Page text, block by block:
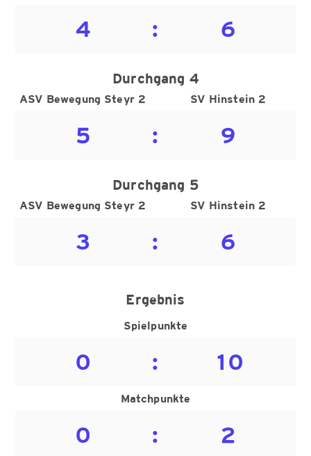
4 : 6
Durchgang 4
ASV Bewegung Steyr 2 SV Hinstein 2
5 : 9
Durchgang 5
ASV Bewegung Steyr 2 SV Hinstein 2
3 : 6
Ergebnis
Spielpunkte
0 : 10
Matchpunkte
0 : 2